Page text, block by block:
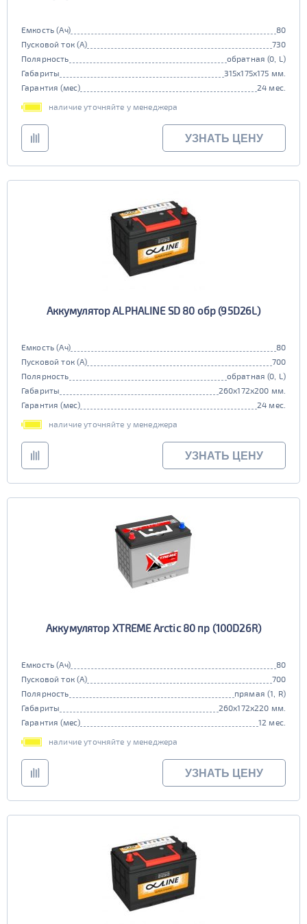
Емкость (Ач)
80
Пусковой ток (А)
730
Полярность
обратная (0, L)
Габариты
315x175x175 мм.
Гарантия (мес)
24 мес.
наличие уточняйте у менеджера
УЗНАТЬ ЦЕНУ
Аккумулятор ALPHALINE SD 80 обр (95D26L)
Емкость (Ач)
80
Пусковой ток (А)
700
Полярность
обратная (0, L)
Габариты
260x172x200 мм.
Гарантия (мес)
24 мес.
наличие уточняйте у менеджера
УЗНАТЬ ЦЕНУ
Аккумулятор XTREME Arctic 80 пр (100D26R)
Емкость (Ач)
80
Пусковой ток (А)
700
Полярность
прямая (1, R)
Габариты
260x172x220 мм.
Гарантия (мес)
12 мес.
наличие уточняйте у менеджера
УЗНАТЬ ЦЕНУ